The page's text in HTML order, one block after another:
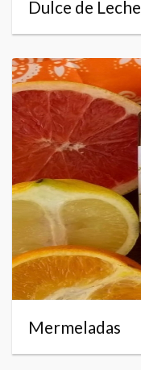
Dulce de Leche
Mermeladas